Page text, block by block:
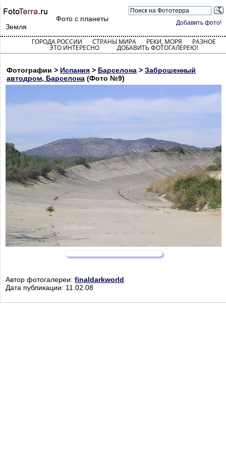
Добавить фото!
Фото с планеты
Земля
ГОРОДА РОССИИ СТРАНЫ МИРА РЕКИ, МОРЯ РАЗНОЕ
ЭТО ИНТЕРЕСНО ДОБАВИТЬ ФОТОГАЛЕРЕЮ!
Фотографии > Испания > Барселона > Заброшенный
автодром, Барселона (Фото №9)
Автор фотогалереи: finaldarkworld
Дата публикации: 11.02.08